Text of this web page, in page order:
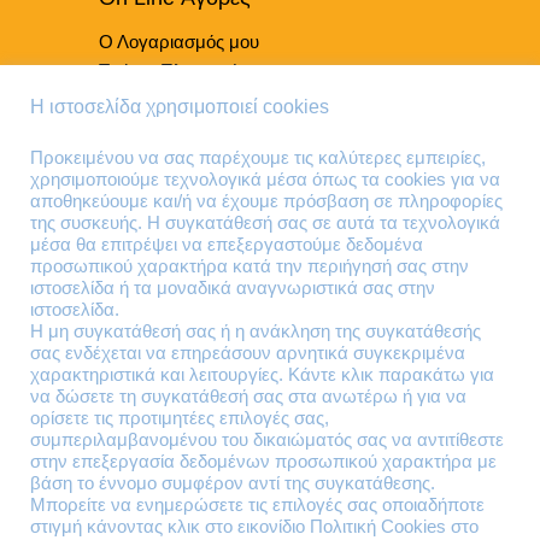
Ο Λογαριασμός μου
Τρόποι Πληρωμής
Τρόποι Παράδοσης
Τηλέφωνα Επικοινωνίας
210 41 13 636
210 41 13 280
Διεύθυνση
Θηβών 220
Άγιος Ιωάννης
Ρέντης
Τ.Κ. 182 33
Email
Η ιστοσελίδα χρησιμοποιεί cookies
Προκειμένου να σας παρέχουμε τις καλύτερες εμπειρίες,
χρησιμοποιούμε τεχνολογικά μέσα όπως τα cookies για να
αποθηκεύουμε και/ή να έχουμε πρόσβαση σε πληροφορίες
της συσκευής. Η συγκατάθεσή σας σε αυτά τα τεχνολογικά
μέσα θα επιτρέψει να επεξεργαστούμε δεδομένα
προσωπικού χαρακτήρα κατά την περιήγησή σας στην
ιστοσελίδα ή τα μοναδικά αναγνωριστικά σας στην
ιστοσελίδα.
Η μη συγκατάθεσή σας ή η ανάκληση της συγκατάθεσής
σας ενδέχεται να επηρεάσουν αρνητικά συγκεκριμένα
χαρακτηριστικά και λειτουργίες. Κάντε κλικ παρακάτω για
να δώσετε τη συγκατάθεσή σας στα ανωτέρω ή για να
ορίσετε τις προτιμητέες επιλογές σας,
συμπεριλαμβανομένου του δικαιώματός σας να αντιτίθεστε
στην επεξεργασία δεδομένων προσωπικού χαρακτήρα με
βάση το έννομο συμφέρον αντί της συγκατάθεσης.
Μπορείτε να ενημερώσετε τις επιλογές σας οποιαδήποτε
στιγμή κάνοντας κλικ στο εικονίδιο Πολιτική Cookies στο